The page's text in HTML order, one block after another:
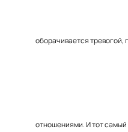
оборачивается
отношениями. И тот